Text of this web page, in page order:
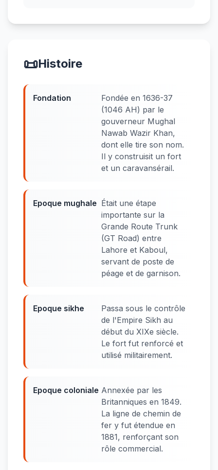
📜Histoire
Fondation
Fondée en 1636-37
(1046 AH) par le
gouverneur Mughal
Nawab Wazir Khan,
dont elle tire son nom.
Il y construisit un fort
et un caravansérail.
Epoque mughale Était une étape
importante sur la
Grande Route Trunk
(GT Road) entre
Lahore et Kaboul,
servant de poste de
péage et de garnison.
Epoque sikhe
Passa sous le contrôle
de l'Empire Sikh au
début du XIXe siècle.
Le fort fut renforcé et
utilisé militairement.
Epoque coloniale Annexée par les
Britanniques en 1849.
La ligne de chemin de
fer y fut étendue en
1881, renforçant son
rôle commercial.